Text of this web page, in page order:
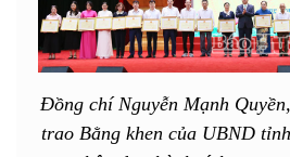
Đồng chí Nguyễn Mạnh
trao Bằng khen của UBND